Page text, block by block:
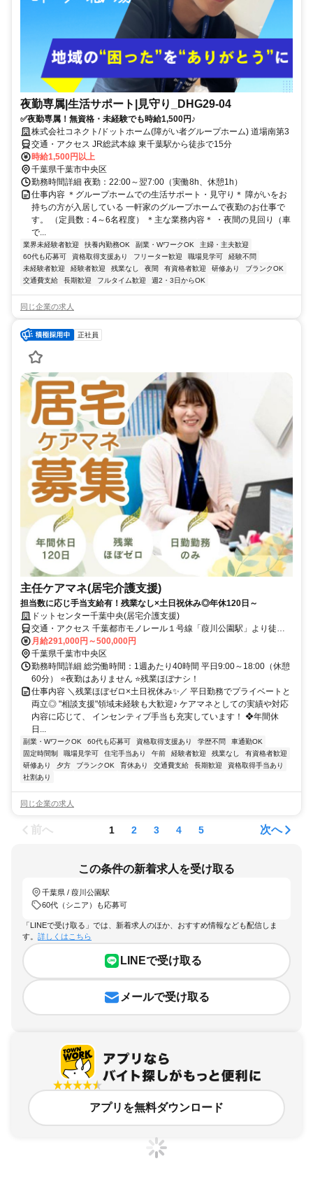
夜勤専属|生活サポート|見守り_DHG29-04
✅夜勤専属！無資格・未経験でも時給1,500円♪
株式会社コネクト/ドットホーム(障がい者グループホーム) 道場南第3
交通・アクセス JR総武本線 東千葉駅から徒歩で15分
時給1,500円以上
千葉県千葉市中央区
勤務時間詳細 夜勤：22:00～翌7:00（実働8h、休憩1h）
仕事内容 ＊グループホームでの生活サポート・見守り＊ 障がいをお
持ちの方が入居している 一軒家のグループホームで夜勤のお仕事で
す。 （定員数：4～6名程度） ＊主な業務内容＊ ・夜間の見回り（車
で...
業界未経験者歓迎 扶養内勤務OK 副業・WワークOK
主婦・主夫歓迎
60代も応募可
資格取得支援あり フリーター歓迎 職場見学可
経験不問
未経験者歓迎
経験者歓迎 残業なし 夜間 有資格者歓迎 研修あり
ブランクOK
交通費支給
長期歓迎 フルタイム歓迎 週2・3日からOK
同じ企業の求人
正社員
主任ケアマネ(居宅介護支援)
担当数に応じ手当支給有！残業なし×土日祝休み◎年休120日～
ドットセンター千葉中央(居宅介護支援)
交通・アクセス 千葉都市モノレール１号線「葭川公園駅」より徒歩9
分／JR総武本線「東千葉駅」より徒歩12分
月給291,000円～500,000円
千葉県千葉市中央区
勤務時間詳細 総労働時間：1週あたり40時間 平日9:00～18:00（休憩
60分） ⭐夜勤はありません ⭐残業ほぼナシ！
仕事内容 ＼残業ほぼゼロ×土日祝休み✨／ 平日勤務でプライベートと
両立◎ "相談支援"領域未経験も大歓迎♪ ケアマネとしての実績や対応
内容に応じて、 インセンティブ手当も充実しています！ ❖年間休
日...
副業・WワークOK 60代も応募可 資格取得支援あり 学歴不問
車通勤OK
固定時間制
職場見学可 住宅手当あり 午前 経験者歓迎 残業なし
有資格者歓迎
研修あり
夕方 ブランクOK 育休あり 交通費支給 長期歓迎
資格取得手当あり
社割あり
同じ企業の求人
前へ 1 2 3 4 5 次へ
この条件の新着求人を受け取る
千葉県 / 葭川公園駅
60代（シニア）も応募可
「LINEで受け取る」では、新着求人のほか、おすすめ情報なども配信しま
す。 詳しくはこちら
LINEで受け取る
メールで受け取る
アプリを無料ダウンロード